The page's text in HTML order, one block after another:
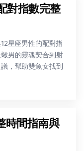
對指數完整
星座男性的配對指
男的靈魂契合到射
，幫助雙魚女找到
時間指南與